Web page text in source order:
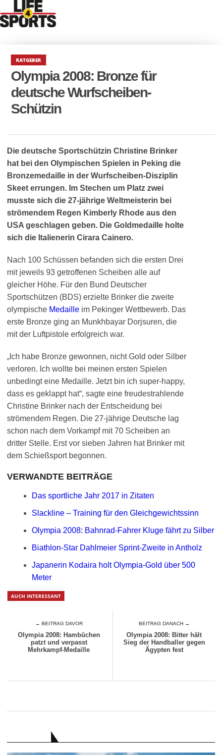
RATGEBER
Olympia 2008: Bronze für
deutsche Wurfscheiben-
Schützin
Die deutsche Sportschützin Christine Brinker
hat bei den Olympischen Spielen in Peking die
Bronzemedaille in der Wurfscheiben-Disziplin
Skeet errungen. Im Stechen um Platz zwei
musste sich die 27-jährige Weltmeisterin bei
strömendem Regen Kimberly Rhode aus den
USA geschlagen geben. Die Goldmedaille holte
sich die Italienerin Cirara Cainero.
Nach 100 Schüssen befanden sich die ersten Drei
mit jeweils 93 getroffenen Scheiben alle auf
gleicher Höhe. Für den Bund Deutscher
Sportschützen (BDS) erzielte Brinker die zweite
olympische Medaille im Pekinger Wettbewerb. Das
erste Bronze ging an Munkhbayar Dorjsuren, die
mit der Luftpistole erfolgreich war.
„Ich habe Bronze gewonnen, nicht Gold oder Silber
verloren. Ich wollte bei meinen ersten Spielen
unbedingt eine Medaille. Jetzt bin ich super-happy,
dass es geklappt hat“, sagte eine freudestrahlende
Christine Brinker nach der Entscheidung bei
strömendem Regen. Die 27-jährige Deutsche lag
schon nach dem Vorkampf mit 70 Scheiben an
dritter Stelle. Erst vor sieben Jahren hat Brinker mit
dem Schießsport begonnen.
VERWANDTE BEITRÄGE
Das sportliche Jahr 2017 in Zitaten
Slackline – Training für den Gleichgewichtssinn
Olympia 2008: Bahnrad-Fahrer Kluge fährt zu Silber
Biathlon-Star Dahlmeier Sprint-Zweite in Antholz
Japanerin Kodaira holt Olympia-Gold über 500
Meter
AUCH INTERESSANT
← BEITRAG DAVOR
Olympia 2008: Hambüchen
patzt und verpasst
Mehrkampf-Medaille
BEITRAG DANACH →
Olympia 2008: Bitter hält
Sieg der Handballer gegen
Ägypten fest